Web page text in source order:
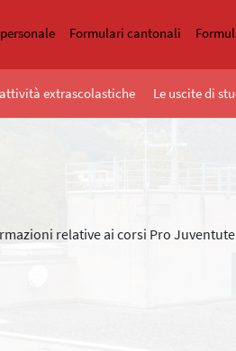
Formulari cantonali
extrascolastiche Le uscite di
relative ai corsi Pro